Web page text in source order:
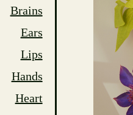
Brains
Ears
Lips
Hands
Heart